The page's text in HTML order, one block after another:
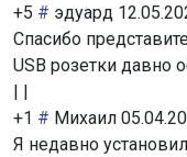
+5 # эдуард
Спасибо
USB розетки давно
+1 # Михаил
Я недавно